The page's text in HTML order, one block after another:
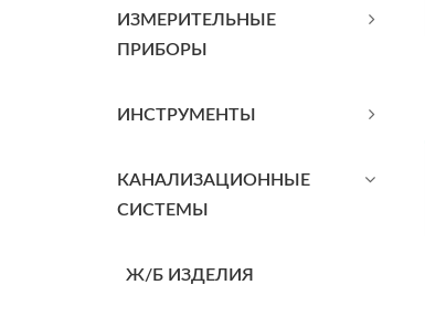
ИЗМЕРИТЕЛЬНЫЕ
ПРИБОРЫ
ИНСТРУМЕНТЫ
КАНАЛИЗАЦИОННЫЕ
СИСТЕМЫ
Ж/Б ИЗДЕЛИЯ